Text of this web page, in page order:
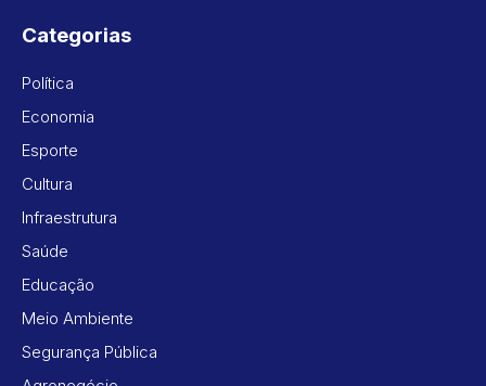
Categorias
Política
Economia
Esporte
Cultura
Infraestrutura
Saúde
Educação
Meio Ambiente
Segurança Pública